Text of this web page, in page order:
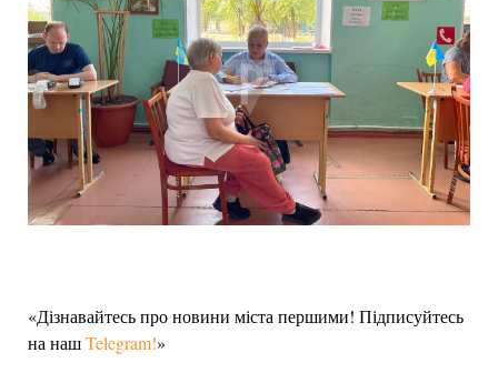
«Дізнавайтесь про новини міста першими! Підписуйтесь
на нашTelegram!»